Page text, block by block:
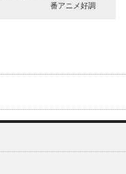
番アニメ好調